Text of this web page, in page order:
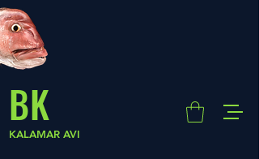
BK
KALAMAR AVI